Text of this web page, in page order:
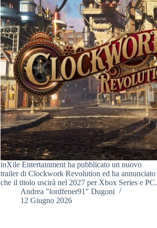
inXile Entertainment ha pubblicato un nuovo
trailer di Clockwork Revolution ed ha annunciato
che il titolo uscirà nel 2027 per Xbox Series e PC.
Andrea "lordfener91" Dugoni
12 Giugno 2026